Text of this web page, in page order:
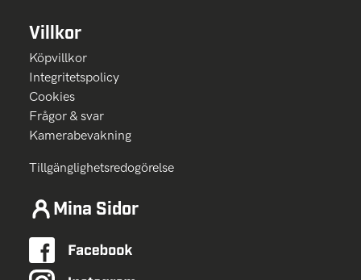
Villkor
Köpvillkor
Integritetspolicy
Cookies
Frågor & svar
Kamerabevakning
Tillgänglighetsredogörelse
Mina Sidor